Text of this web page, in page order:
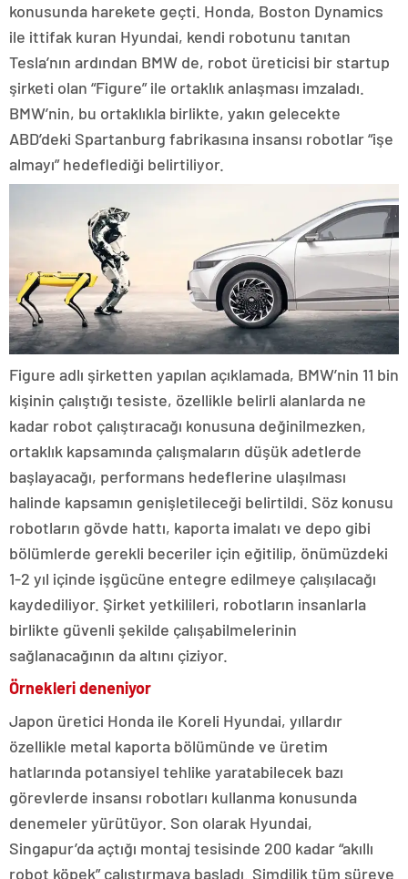
konusunda harekete geçti. Honda, Boston Dynamics
ile ittifak kuran Hyundai, kendi robotunu tanıtan
Tesla’nın ardından BMW de, robot üreticisi bir startup
şirketi olan “Figure” ile ortaklık anlaşması imzaladı.
BMW’nin, bu ortaklıkla birlikte, yakın gelecekte
ABD’deki Spartanburg fabrikasına insansı robotlar “işe
almayı” hedeflediği belirtiliyor.
Figure adlı şirketten yapılan açıklamada, BMW’nin 11 bin
kişinin çalıştığı tesiste, özellikle belirli alanlarda ne
kadar robot çalıştıracağı konusuna değinilmezken,
ortaklık kapsamında çalışmaların düşük adetlerde
başlayacağı, performans hedeflerine ulaşılması
halinde kapsamın genişletileceği belirtildi. Söz konusu
robotların gövde hattı, kaporta imalatı ve depo gibi
bölümlerde gerekli beceriler için eğitilip, önümüzdeki
1-2 yıl içinde işgücüne entegre edilmeye çalışılacağı
kaydediliyor. Şirket yetkilileri, robotların insanlarla
birlikte güvenli şekilde çalışabilmelerinin
sağlanacağının da altını çiziyor.
Örnekleri deneniyor
Japon üretici Honda ile Koreli Hyundai, yıllardır
özellikle metal kaporta bölümünde ve üretim
hatlarında potansiyel tehlike yaratabilecek bazı
görevlerde insansı robotları kullanma konusunda
denemeler yürütüyor. Son olarak Hyundai,
Singapur’da açtığı montaj tesisinde 200 kadar “akıllı
robot köpek” çalıştırmaya başladı. Şimdilik tüm süreve